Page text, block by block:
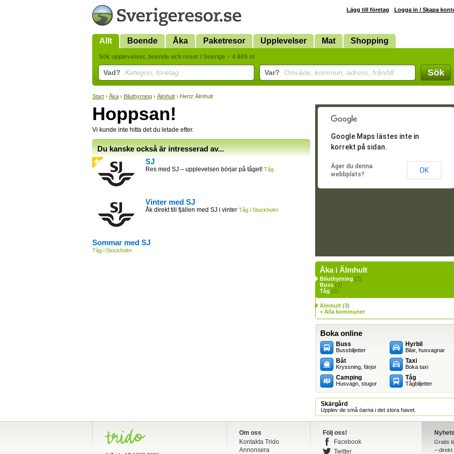
Lägg till företag Logga in / Skapa
Allt Boende Åka Paketresor Upplevelser Mat Shopping
Sök upplevelser, boende och resor i Sverige – 4 865 st
Vad? Kategori, företag Var? Område, kommun, adress, från/till Sök
Start › Åka › Biluthyrning › Älmhult › Hertz Älmhult
Hoppsan!
Vi kunde inte hitta det du letade efter.
Du kanske också är intresserad av...
SJ
Res med SJ – upplevelsen börjar på tåget! Tåg
Vinter med SJ
Åk direkt till fjällen med SJ i vinter Tåg i Stockholm
Sommar med SJ
Tåg i Stockholm
Google Maps lästes inte in
korrekt på sidan.
Äger du denna
webbplats?
OK
Åka i Älmhult
Biluthyrning (2)
Buss (2)
Tåg (2)
Älmhult (3)
+ Alla kommuner
Boka online
Buss
Bussbiljetter
Båt
Kryssning, färjor
Camping
Husvagn, stugor
Hyrbil
Bilar, husvagnar
Taxi
Boka taxi
Tåg
Tågbiljetter
Skärgård
Upplev de små öarna i det stora havet.
Om oss
Kontakta Trido
Annonsera
Följ oss!
Facebook
Twitter
Gratis
– direkt